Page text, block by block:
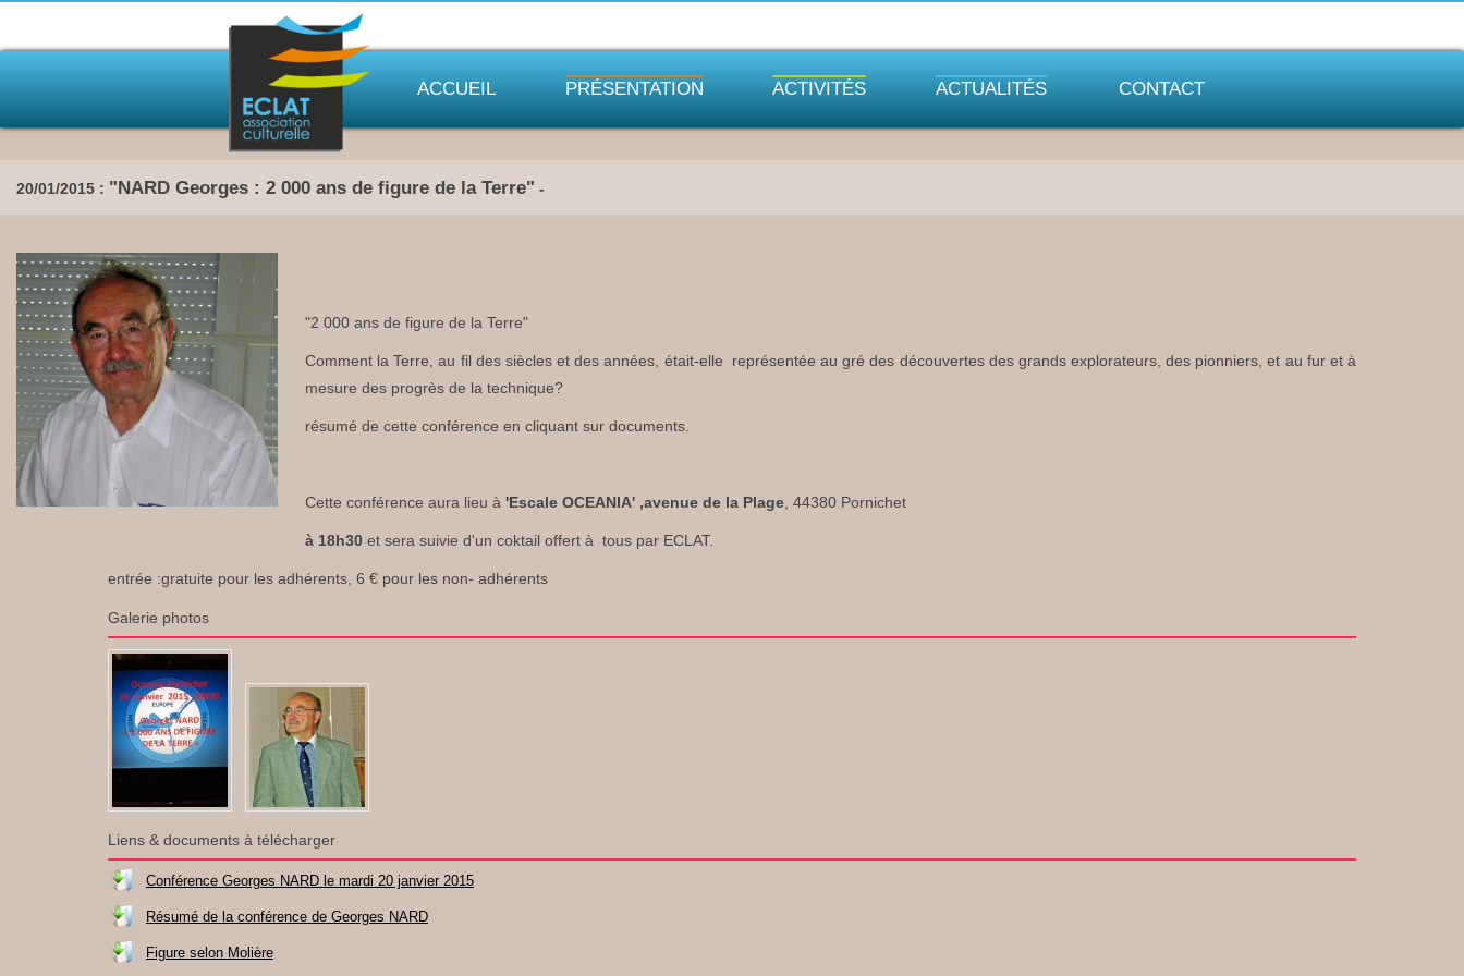
ACCUEIL PRÉSENTATION ACTIVITÉS ACTUALITÉS CONTACT
20/01/2015 : "NARD Georges : 2 000 ans de figure de la Terre" -
"2 000 ans de figure de la Terre"
Comment la Terre, au fil des siècles et des années, était-elle représentée au gré des découvertes des grands explorateurs, des pionniers, et au fur et à
mesure des progrès de la technique?
résumé de cette conférence en cliquant sur documents.
Cette conférence aura lieu à 'Escale OCEANIA' ,avenue de la Plage , 44380 Pornichet
à 18h30 et sera suivie d'un coktail offert à tous par ECLAT.
entrée :gratuite pour les adhérents, 6 € pour les non- adhérents
Galerie photos
Liens & documents à télécharger
Conférence Georges NARD le mardi 20 janvier 2015
Résumé de la conférence de Georges NARD
Figure selon Molière